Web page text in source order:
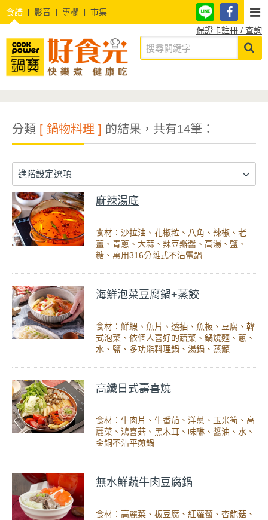
食譜 影音 專欄
市集
保證卡註冊 / 查詢
分類 [ 鍋物料理 ] 的結果，共有14筆：
進階設定選項
麻辣湯底
食材：沙拉油、花椒粒、八角、辣椒、老
薑、青蔥、大蒜、辣豆瓣醬、高湯、鹽、
糖、萬用316分離式不沾電鍋
海鮮泡菜豆腐鍋+蒸餃
食材：鮮蝦、魚片、透抽、魚板、豆腐、韓
式泡菜、依個人喜好的蔬菜、鍋燒麵、蔥、
水、鹽、多功能料理鍋、湯鍋、蒸籠
高纖日式壽喜燒
食材：牛肉片、牛番茄、洋蔥、玉米筍、高
麗菜、鴻喜菇、黑木耳、味醂、醬油、水、
金銅不沾平煎鍋
無水鮮蔬牛肉豆腐鍋
食材：高麗菜、板豆腐、紅蘿蔔、杏鮑菇、